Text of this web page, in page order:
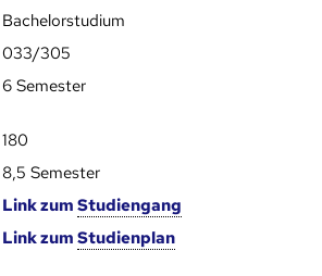
Bachelorstudium
033/305
6 Semester
180
8,5 Semester
Link zumStudien­gang
Link zumStudien­plan